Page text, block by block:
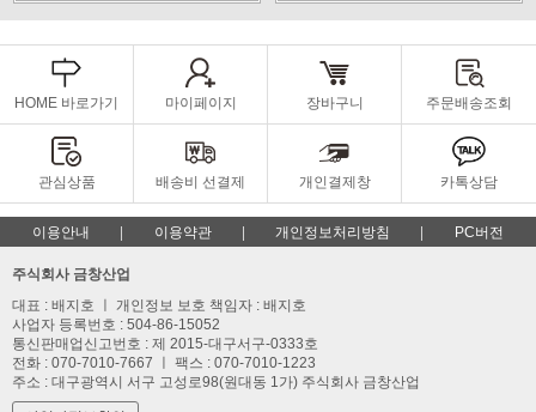
HOME 바로가기 마이페이지 장바구니 주문배송조회
관심상품 배송비 선결제 개인결제창 카톡상담
이용안내 이용약관 개인정보처리방침 PC버전
주식회사 금창산업
대표 : 배지호 ㅣ 개인정보 보호 책임자 : 배지호
사업자 등록번호 : 504-86-15052
통신판매업신고번호 : 제 2015-대구서구-0333호
전화 : 070-7010-7667 ㅣ 팩스 : 070-7010-1223
주소 : 대구광역시 서구 고성로98(원대동 1가) 주식회사 금창산업